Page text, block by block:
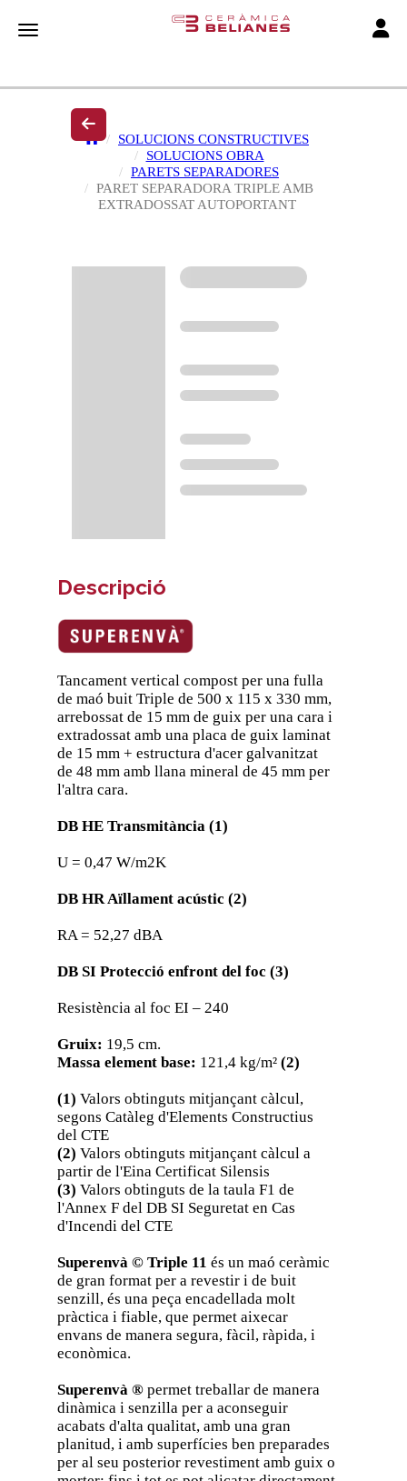
Toggle navigation
SOLUCIONS CONSTRUCTIVES
SOLUCIONS OBRA
PARETS SEPARADORES
PARET SEPARADORA TRIPLE AMB
EXTRADOSSAT AUTOPORTANT
Descripció
Tancament vertical compost per una fulla
de maó buit Triple de 500 x 115 x 330 mm,
arrebossat de 15 mm de guix per una cara i
extradossat amb una placa de guix laminat
de 15 mm + estructura d'acer galvanitzat
de 48 mm amb llana mineral de 45 mm per
l'altra cara.
DB HE Transmitància (1)
U = 0,47 W/m2K
DB HR Aïllament acústic (2)
RA = 52,27 dBA
DB SI Protecció enfront del foc (3)
Resistència al foc EI – 240
Gruix: 19,5 cm.
Massa element base: 121,4 kg/m² (2)
(1) Valors obtinguts mitjançant càlcul,
segons Catàleg d'Elements Constructius
del CTE
(2) Valors obtinguts mitjançant càlcul a
partir de l'Eina Certificat Silensis
(3) Valors obtinguts de la taula F1 de
l'Annex F del DB SI Seguretat en Cas
d'Incendi del CTE
Superenvà © Triple 11 és un maó ceràmic
de gran format per a revestir i de buit
senzill, és una peça encadellada molt
pràctica i fiable, que permet aixecar
envans de manera segura, fàcil, ràpida, i
econòmica.
Superenvà ®permet treballar de manera
dinàmica i senzilla per a aconseguir
acabats d'alta qualitat, amb una gran
planitud, i amb superfícies ben preparades
per al seu posterior revestiment amb guix o